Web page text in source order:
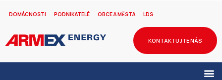
DOMÁCNOSTI PODNIKATELÉ OBCE A MĚSTA LDS
KONTAKTUJTE NÁS